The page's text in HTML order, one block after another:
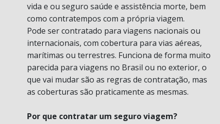
vida e ou seguro saúde e assistência morte, bem
como contratempos com a própria viagem.
Pode ser contratado para viagens nacionais ou
internacionais, com cobertura para vias aéreas,
marítimas ou terrestres. Funciona de forma muito
parecida para viagens no Brasil ou no exterior, o
que vai mudar são as regras de contratação, mas
as coberturas são praticamente as mesmas.
Por que contratar um seguro viagem?